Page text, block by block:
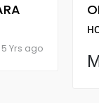
Yrs ago